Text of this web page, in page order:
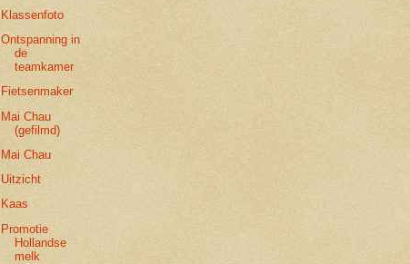
Klassenfoto
Ontspanning in
de
teamkamer
Fietsenmaker
Mai Chau
(gefilmd)
Mai Chau
Uitzicht
Kaas
Promotie
Hollandse
melk